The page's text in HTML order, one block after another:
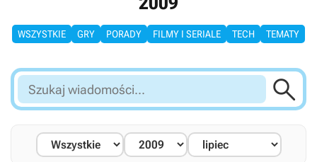
WSZYSTKIE GRY PORADY FILMY I SERIALE TECH TEMATY
Szukaj
wiadomości...
